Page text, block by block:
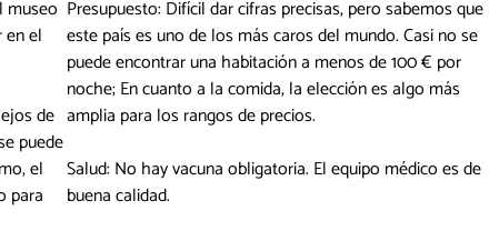
museo
en el
de
puede
el
para
Presupuesto: Difícil dar cifras precisas, pero sabemos que
este país es uno de los más caros del mundo. Casi no se
puede encontrar una habitación a menos de 100 € por
noche; En cuanto a la comida, la elección es algo más
amplia para los rangos de precios.
Salud: No hay vacuna obligatoria. El equipo médico es de
buena calidad.